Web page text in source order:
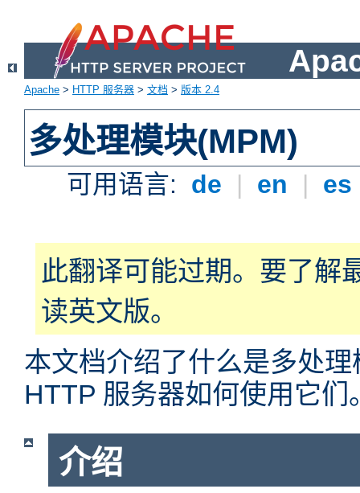
Apache > HTTP 服务器 > 文档 > 版本 2.4
多处理模块(MPM)
可用语言: de | en | es
此翻译可能过期。要了解
读英文版。
本文档介绍了什么是多处
HTTP 服务器如何使用它们
介绍